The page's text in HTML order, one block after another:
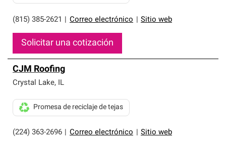
(815) 385-2621 Correo electrónico Sitio web
Solicitar una cotización
CJM Roofing
Crystal Lake, IL
(224) 363-2696 Correo electrónico Sitio web
Promesa de reciclaje de tejas